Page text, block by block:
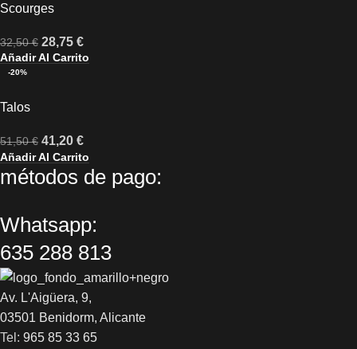
Scourges
32,50€ 28,75 €
Añadir Al Carrito
-20%
Talos
51,50€ 41,20 €
Añadir Al Carrito
métodos de pago:
Whatsapp:
635 288 813
Av. L'Aigüera, 9,
03501 Benidorm, Alicante
Tel: 965 85 33 65